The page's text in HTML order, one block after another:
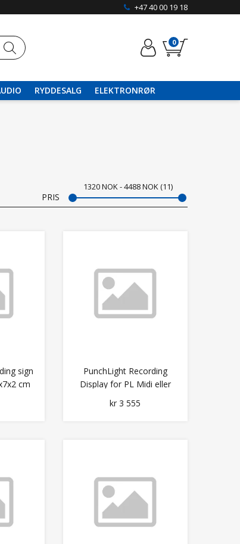
+47 40 00 19 18
0
RYDDESALG ELEKTRONRØR
PRIS
1320NOK 4488NOK 11
sign
cm
PunchLight Recording
Display for PL Midi eller
kr 3 555